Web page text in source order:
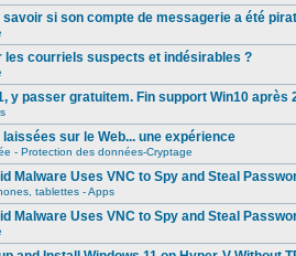
savoir si son compte de messagerie a été
les courriels suspects et indésirables ?
y passer gratuitem. Fin support Win10 après
sur le Web... une expérience
- Protection des données-Cryptage
Malware Uses VNC to Spy and Steal
tablettes - Apps
Malware Uses VNC to Spy and Steal